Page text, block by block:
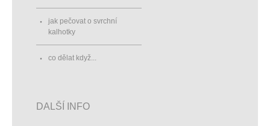
jak pečovat o svrchní
kalhotky
co dělat když...
DALŠÍ INFO